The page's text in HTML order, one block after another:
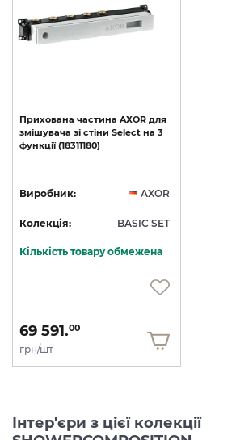
Прихована частина AXOR для
змішувача зі стіни Select на 3
функції (18311180)
Виробник: AXOR
Колекція: BASIC SET
Кількість товару обмежена
69 591.00
грн/шт
Інтер'єри з цієї колекції